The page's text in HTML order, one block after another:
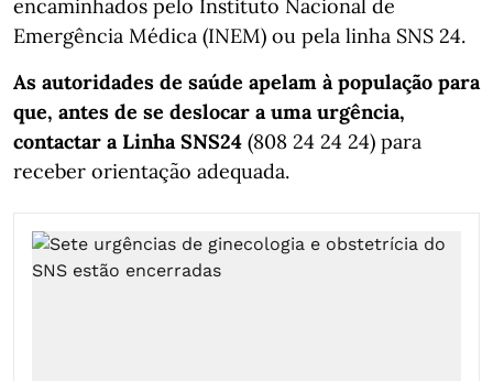
encaminhados pelo Instituto Nacional de
Emergência Médica (INEM) ou pela linha SNS 24.
As autoridades de saúde apelam à população para
que, antes de se deslocar a uma urgência,
contactar a Linha SNS24 (808 24 24 24) para
receber orientação adequada.